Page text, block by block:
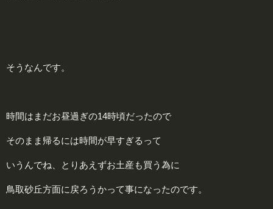
そうなんです。
時間はまだお昼過ぎの14時頃だったので
そのまま帰るには時間が早すぎるって
いうんでね、とりあえずお土産も買う為に
鳥取砂丘方面に戻ろうかって事になったのです。